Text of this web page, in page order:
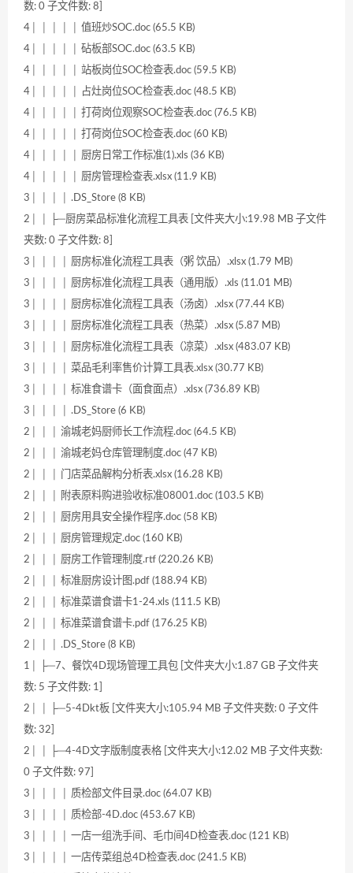
数: 0 子文件数: 8]
4│ │ │ │ │ 值班炒SOC.doc (65.5 KB)
4│ │ │ │ │ 砧板部SOC.doc (63.5 KB)
4│ │ │ │ │ 站板岗位SOC检查表.doc (59.5 KB)
4│ │ │ │ │ 占灶岗位SOC检查表.doc (48.5 KB)
4│ │ │ │ │ 打荷岗位观察SOC检查表.doc (76.5 KB)
4│ │ │ │ │ 打荷岗位SOC检查表.doc (60 KB)
4│ │ │ │ │ 厨房日常工作标准(1).xls (36 KB)
4│ │ │ │ │ 厨房管理检查表.xlsx (11.9 KB)
3│ │ │ │ .DS_Store (8 KB)
2│ │ ├─厨房菜品标准化流程工具表 [文件夹大小:19.98 MB 子文件
夹数: 0 子文件数: 8]
3│ │ │ │ 厨房标准化流程工具表（粥 饮品）.xlsx (1.79 MB)
3│ │ │ │ 厨房标准化流程工具表（通用版）.xls (11.01 MB)
3│ │ │ │ 厨房标准化流程工具表（汤卤）.xlsx (77.44 KB)
3│ │ │ │ 厨房标准化流程工具表（热菜）.xlsx (5.87 MB)
3│ │ │ │ 厨房标准化流程工具表（凉菜）.xlsx (483.07 KB)
3│ │ │ │ 菜品毛利率售价计算工具表.xlsx (30.77 KB)
3│ │ │ │ 标准食谱卡（面食面点）.xlsx (736.89 KB)
3│ │ │ │ .DS_Store (6 KB)
2│ │ │ 渝城老妈厨师长工作流程.doc (64.5 KB)
2│ │ │ 渝城老妈仓库管理制度.doc (47 KB)
2│ │ │ 门店菜品解构分析表.xlsx (16.28 KB)
2│ │ │ 附表原料购进验收标准08001.doc (103.5 KB)
2│ │ │ 厨房用具安全操作程序.doc (58 KB)
2│ │ │ 厨房管理规定.doc (160 KB)
2│ │ │ 厨房工作管理制度.rtf (220.26 KB)
2│ │ │ 标准厨房设计图.pdf (188.94 KB)
2│ │ │ 标准菜谱食谱卡1-24.xls (111.5 KB)
2│ │ │ 标准菜谱食谱卡.pdf (176.25 KB)
2│ │ │ .DS_Store (8 KB)
1│ ├─7、餐饮4D现场管理工具包 [文件夹大小:1.87 GB 子文件夹
数: 5 子文件数: 1]
2│ │ ├─5-4Dkt板 [文件夹大小:105.94 MB 子文件夹数: 0 子文件
数: 32]
2│ │ ├─4-4D文字版制度表格 [文件夹大小:12.02 MB 子文件夹数:
0 子文件数: 97]
3│ │ │ │ 质检部文件目录.doc (64.07 KB)
3│ │ │ │ 质检部-4D.doc (453.67 KB)
3│ │ │ │ 一店一组洗手间、毛巾间4D检查表.doc (121 KB)
3│ │ │ │ 一店传菜组总4D检查表.doc (241.5 KB)